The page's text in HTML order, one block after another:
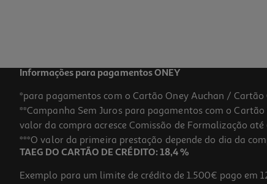
Informações para pagamentos ONEY
*para pagamentos com o Cartão Oney Auchan / Cartão
**Campanha Sem Juros para pagamentos com o
valor da compra acresce Comissão de Formalização
***O valor da primeira prestação depende do dia da
TAEG DO CARTÃO DE CRÉDITO: 18,4 %
Exemplo para um limite de crédito de 1.500€ pago em